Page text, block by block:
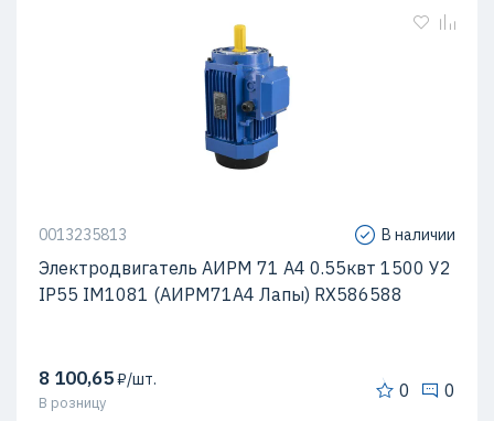
0013235813 В наличии
Электродвигатель АИРМ 71 А4 0.55квт 1500 У2
IP55 IM1081 (АИРМ71А4 Лапы) RX586588
8 100,65₽/шт.
В розницу
0 0